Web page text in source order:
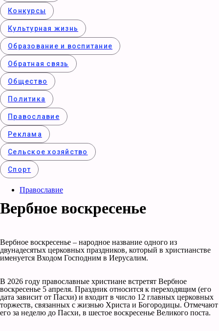
Конкурcы
Культурная жизнь
Образование и воспитание
Обратная связь
Общество
Политика
Православие
Реклама
Сельское хозяйство
Спорт
Православие
Вербное воскресенье
Вербное воскресенье – народное название одного из
двунадесятых церковных праздников, который в христианстве
именуется Входом Господним в Иерусалим.
В 2026 году православные христиане встретят Вербное
воскресенье 5 апреля. Праздник относится к переходящим (его
дата зависит от Пасхи) и входит в число 12 главных церковных
торжеств, связанных с жизнью Христа и Богородицы. Отмечают
его за неделю до Пасхи, в шестое воскресенье Великого поста.